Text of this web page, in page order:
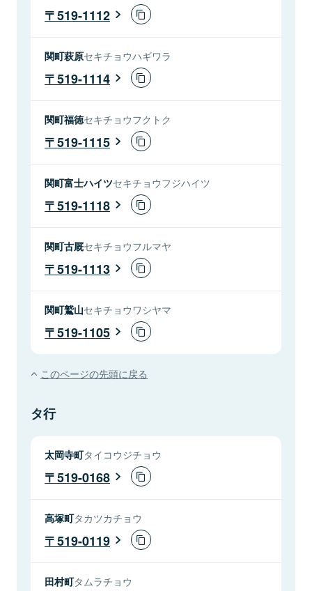
519-1112
関町萩原セキチョウハギワラ
519-1114
関町福徳セキチョウフクトク
519-1115
関町富士ハイツセキチョウフジハイツ
519-1118
関町古厩セキチョウフルマヤ
519-1113
関町鷲山セキチョウワシヤマ
519-1105
このページの先頭に戻る
タ行
太岡寺町タイコウジチョウ
519-0168
高塚町タカツカチョウ
519-0119
田村町タムラチョウ